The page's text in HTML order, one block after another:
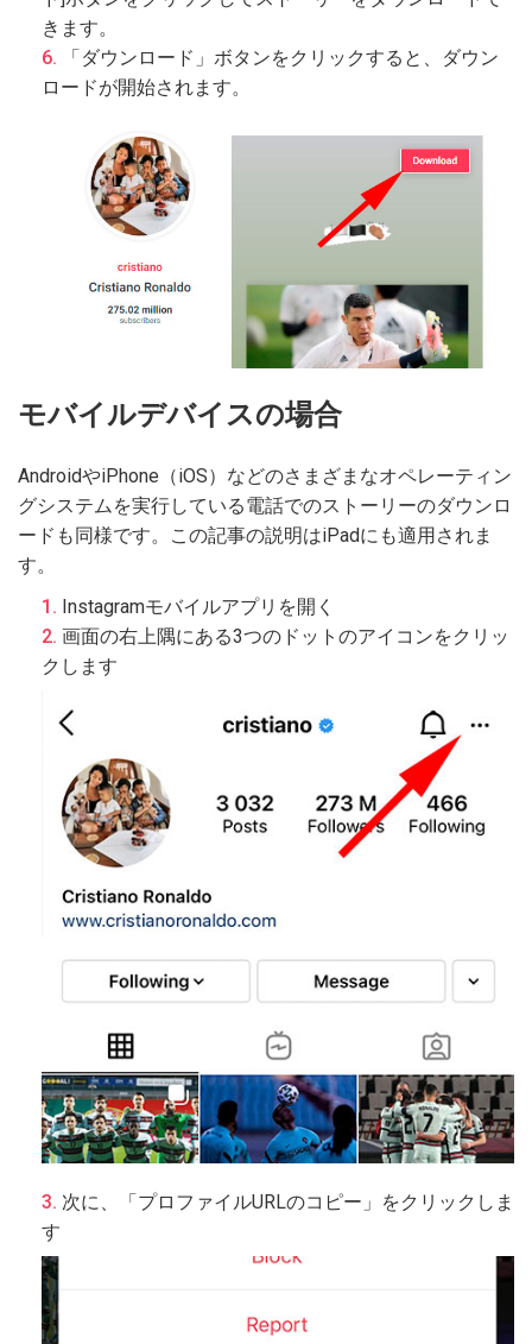
きます。
「ダウンロード」ボタンをクリックすると、ダウン
ロードが開始されます。
モバイルデバイスの場合
AndroidやiPhone（iOS）などのさまざまなオペレーティン
グシステムを実行している電話でのストーリーのダウンロ
ードも同様です。この記事の説明はiPadにも適用されま
す。
Instagramモバイルアプリを開く
画面の右上隅にある3つのドットのアイコンをクリッ
クします
次に、「プロファイルURLのコピー」をクリックしま
す